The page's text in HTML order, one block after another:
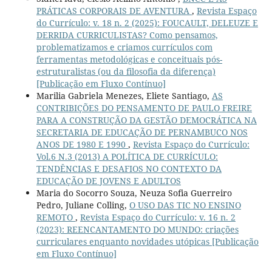
PRÁTICAS CORPORAIS DE AVENTURA , Revista Espaço
do Currículo: v. 18 n. 2 (2025): FOUCAULT, DELEUZE E
DERRIDA CURRICULISTAS? Como pensamos,
problematizamos e criamos currículos com
ferramentas metodológicas e conceituais pós-
estruturalistas (ou da filosofia da diferença)
[Publicação em Fluxo Contínuo]
Marilia Gabriela Menezes, Eliete Santiago, AS
CONTRIBIÇÕES DO PENSAMENTO DE PAULO FREIRE
PARA A CONSTRUÇÃO DA GESTÃO DEMOCRÁTICA NA
SECRETARIA DE EDUCAÇÃO DE PERNAMBUCO NOS
ANOS DE 1980 E 1990 , Revista Espaço do Currículo:
Vol.6 N.3 (2013) A POLÍTICA DE CURRÍCULO:
TENDÊNCIAS E DESAFIOS NO CONTEXTO DA
EDUCAÇÃO DE JOVENS E ADULTOS
Maria do Socorro Souza, Neuza Sofia Guerreiro
Pedro, Juliane Colling, O USO DAS TIC NO ENSINO
REMOTO , Revista Espaço do Currículo: v. 16 n. 2
(2023): REENCANTAMENTO DO MUNDO: criações
curriculares enquanto novidades utópicas [Publicação
em Fluxo Contínuo]